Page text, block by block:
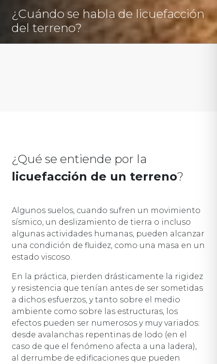
¿Cuándo se habla de licuefacción
del terreno?
¿Qué se entiende por la
licuefacción de un terreno?
Algunos suelos, cuando sufren un movimiento
sísmico, un deslizamiento de tierra o incluso
algunas actividades humanas, pueden alcanzar
una condición de fluidez, como una masa en un
estado viscoso.
En la práctica, pierden drásticamente la rigidez
y resistencia que tenían antes de ser sometidas
a dichos esfuerzos, y tanto sobre el medio
ambiente como sobre las estructuras, los
efectos pueden ser numerosos y muy variados:
desde avalanchas repentinas de lodo (en el
caso de que el fenómeno afecta a una ladera),
al derrumbe de edificaciones que pueden